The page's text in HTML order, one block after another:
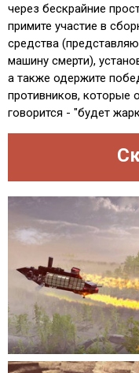
через бескрайние
примите участие в
средства
машину смерти),
а также одержите
противников, которые
говорится - "будет